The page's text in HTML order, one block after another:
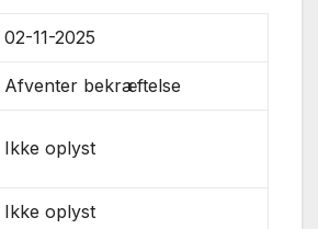
02-11-2025
Afventer bekræftelse
Ikke oplyst
Ikke oplyst